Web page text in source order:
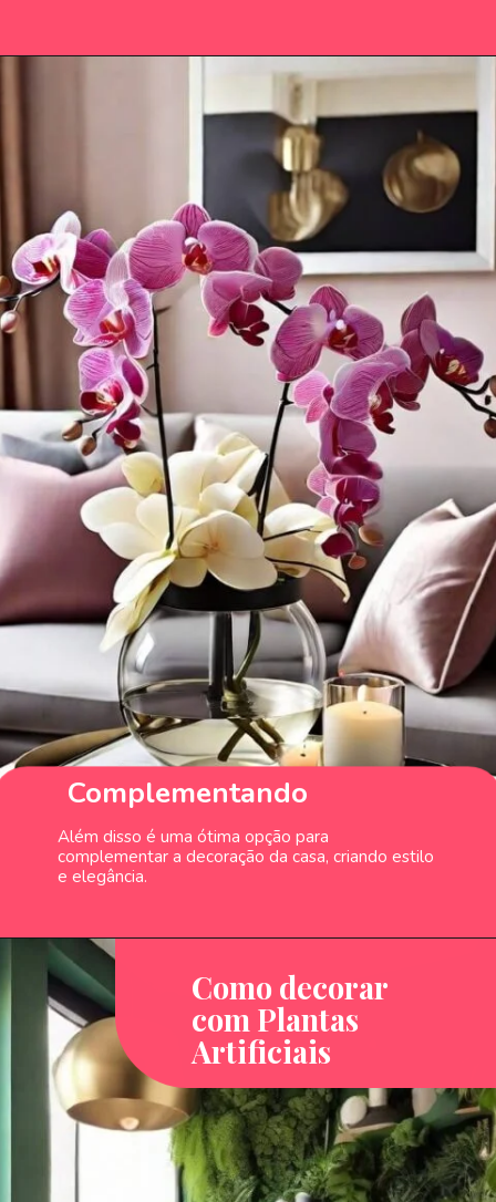
Complementando
Além disso é uma ótima opção para
complementar a decoração da casa, criando estilo
e elegância.
Como decorar
com Plantas
Artificiais